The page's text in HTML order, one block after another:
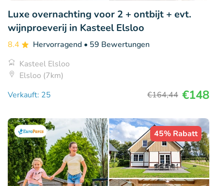
Luxe overnachting voor 2 + ontbijt + evt.
wijnproeverij in Kasteel Elsloo
8.4 Hervorragend • 59 Bewertungen
Kasteel Elsloo
Elsloo (7km)
Verkauft: 25
€164,44 €148
45% Rabatt